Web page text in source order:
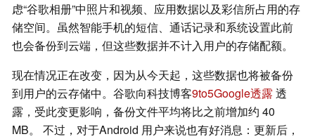
虑“谷歌相册”中照片和视频、应用数据以及彩信所占用的存
储空间。虽然智能手机的短信、通话记录和系统设置此前
也会备份到云端，但这些数据并不计入用户的存储配额。
现在情况正在改变，因为从今天起，这些数据也将被备份
到用户的云存储中。谷歌向科技博客9to5Google透露 透
露，受此变更影响，备份文件平均将比之前增加约 40
MB。 不过，对于Android 用户来说也有好消息：更新后，